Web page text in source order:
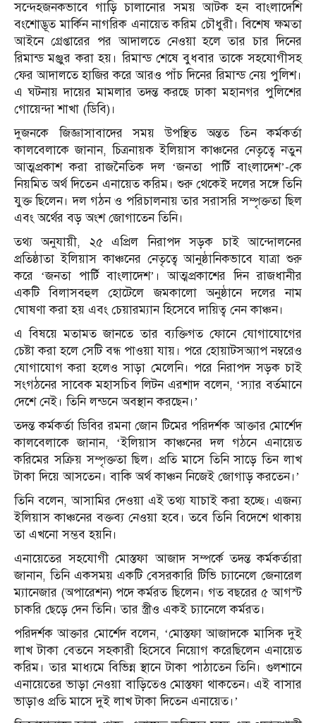
সন্দেহজনকভাবে গাড়ি চালানোর সময় আটক হন বাংলাদেশি
বংশোদ্ভূত মার্কিন নাগরিক এনায়েত করিম চৌধুরী। বিশেষ ক্ষমতা
আইনে গ্রেপ্তারের পর আদালতে নেওয়া হলে তার চার দিনের
রিমান্ড মঞ্জুর করা হয়। রিমান্ড শেষে বুধবার তাকে সহযোগীসহ
ফের আদালতে হাজির করে আরও পাঁচ দিনের রিমান্ড নেয় পুলিশ।
এ ঘটনায় দায়ের মামলার তদন্ত করছে ঢাকা মহানগর পুলিশের
গোয়েন্দা শাখা (ডিবি)।
দুজনকে জিজ্ঞাসাবাদের সময় উপস্থিত অন্তত তিন কর্মকর্তা
কালবেলাকে জানান, চিত্রনায়ক ইলিয়াস কাঞ্চনের নেতৃত্বে নতুন
আত্মপ্রকাশ করা রাজনৈতিক দল ‘জনতা পার্টি বাংলাদেশ’-কে
নিয়মিত অর্থ দিতেন এনায়েত করিম। শুরু থেকেই দলের সঙ্গে তিনি
যুক্ত ছিলেন। দল গঠন ও পরিচালনায় তার সরাসরি সম্পৃক্ততা ছিল
এবং অর্থের বড় অংশ জোগাতেন তিনি।
তথ্য অনুযায়ী, ২৫ এপ্রিল নিরাপদ সড়ক চাই আন্দোলনের
প্রতিষ্ঠাতা ইলিয়াস কাঞ্চনের নেতৃত্বে আনুষ্ঠানিকভাবে যাত্রা শুরু
করে ‘জনতা পার্টি বাংলাদেশ’। আত্মপ্রকাশের দিন রাজধানীর
একটি বিলাসবহুল হোটেলে জমকালো অনুষ্ঠানে দলের নাম
ঘোষণা করা হয় এবং চেয়ারম্যান হিসেবে দায়িত্ব নেন কাঞ্চন।
এ বিষয়ে মতামত জানতে তার ব্যক্তিগত ফোনে যোগাযোগের
চেষ্টা করা হলে সেটি বন্ধ পাওয়া যায়। পরে হোয়াটসঅ্যাপ নম্বরেও
যোগাযোগ করা হলেও সাড়া মেলেনি। পরে নিরাপদ সড়ক চাই
সংগঠনের সাবেক মহাসচিব লিটন এরশাদ বলেন, ‘স্যার বর্তমানে
দেশে নেই। তিনি লন্ডনে অবস্থান করছেন।’
তদন্ত কর্মকর্তা ডিবির রমনা জোন টিমের পরিদর্শক আক্তার মোর্শেদ
কালবেলাকে জানান, ‘ইলিয়াস কাঞ্চনের দল গঠনে এনায়েত
করিমের সক্রিয় সম্পৃক্ততা ছিল। প্রতি মাসে তিনি সাড়ে তিন লাখ
টাকা দিয়ে আসতেন। বাকি অর্থ কাঞ্চন নিজেই জোগাড় করতেন।’
তিনি বলেন, আসামির দেওয়া এই তথ্য যাচাই করা হচ্ছে। এজন্য
ইলিয়াস কাঞ্চনের বক্তব্য নেওয়া হবে। তবে তিনি বিদেশে থাকায়
তা এখনো সম্ভব হয়নি।
এনায়েতের সহযোগী মোস্তফা আজাদ সম্পর্কে তদন্ত কর্মকর্তারা
জানান, তিনি একসময় একটি বেসরকারি টিভি চ্যানেলে জেনারেল
ম্যানেজার (অপারেশন) পদে কর্মরত ছিলেন। গত বছরের ৫ আগস্ট
চাকরি ছেড়ে দেন তিনি। তার স্ত্রীও একই চ্যানেলে কর্মরত।
পরিদর্শক আক্তার মোর্শেদ বলেন, ‘মোস্তফা আজাদকে মাসিক দুই
লাখ টাকা বেতনে সহকারী হিসেবে নিয়োগ করেছিলেন এনায়েত
করিম। তার মাধ্যমে বিভিন্ন স্থানে টাকা পাঠাতেন তিনি। গুলশানে
এনায়েতের ভাড়া নেওয়া বাড়িতেও মোস্তফা থাকতেন। এই বাসার
ভাড়াও প্রতি মাসে দুই লাখ টাকা দিতেন এনায়েত।’